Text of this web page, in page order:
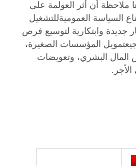
ملاحظة أن أثر العولمة على
السياسة العموميةللتشغيل
جديدة وابتكارية لتوسيع فرص
المؤسسات الصغيرة،
البشري، وتعويضات
الأجر.